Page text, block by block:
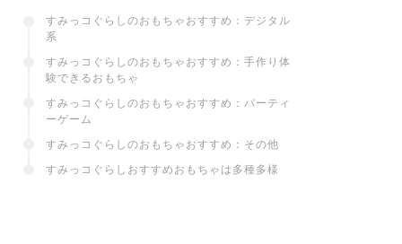
すみっコぐらしのおもちゃおすすめ：デジタル
系
すみっコぐらしのおもちゃおすすめ：手作り体
験できるおもちゃ
すみっコぐらしのおもちゃおすすめ：パーティ
ーゲーム
すみっコぐらしのおもちゃおすすめ：その他
すみっコぐらしおすすめおもちゃは多種多様